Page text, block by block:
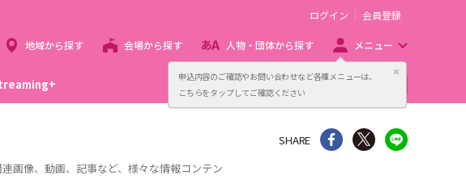
申込内容のご確認やお問い合わせなど各種メニューは、
こちらをタップしてご確認ください
閉じる
ログイン 会員登録
地域から探す 会場から探す 人物・団体から探す メニュー
主催者向け販売サービス
画像、動画、記事など、様々な情報コンテン
SHARE シェア Twitter